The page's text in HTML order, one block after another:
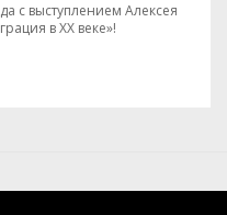
с выступлением Алексея
в XX веке»!